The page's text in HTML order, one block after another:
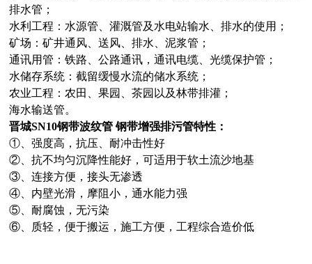
排水管；
水利工程：水源管、灌溉管及水电站输水、排水的使用；
矿场：矿井通风、送风、排水、泥浆管；
通讯用管：铁路、公路通讯，通讯电缆、光缆保护管；
水储存系统：截留缓慢水流的储水系统；
农业工程：农田、果园、茶园以及林带排灌；
海水输送管。
晋城SN10钢带波纹管 钢带增强排污管特性：
①、强度高，抗压、耐冲击性好
②、抗不均匀沉降性能好，可适用于软土流沙地基
③、连接方便，接头无渗透
④、内壁光滑，摩阻小，通水能力强
⑤、耐腐蚀，无污染
⑥、质轻，便于搬运，施工方便，工程综合造价低